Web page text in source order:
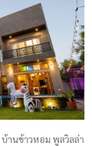
บ้านข้าวหอม พูลวิลล่า